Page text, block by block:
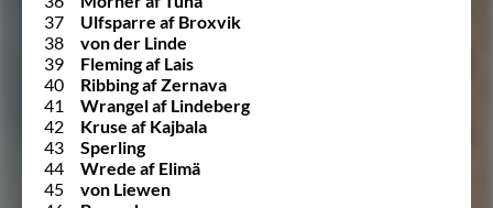
37
Ulfsparre af Broxvik
38
von der Linde
39
Fleming af Lais
40
Ribbing af Zernava
41
Wrangel af Lindeberg
42
Kruse af Kajbala
43
Sperling
44
Wrede af Elimä
45
von Liewen